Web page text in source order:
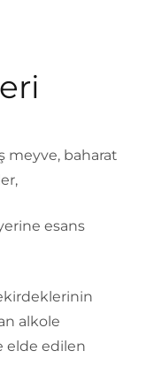
meyve, baharat
esans
alkole
elde edilen